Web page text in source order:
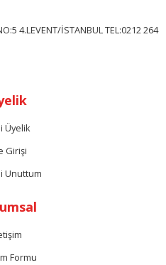
4.LEVENT/İSTANBUL TEL:0212 264
Üyelik
Girişi
Unuttum
Formu